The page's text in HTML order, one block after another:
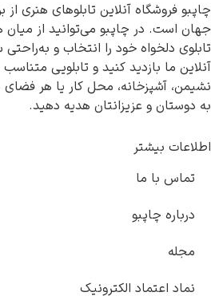
چاپبو فروشگاه آنلاین تابلوهای هنری از
جهان است. در چاپبو می‌توانید از میان
تابلوی دلخواه خود را انتخاب و
آنلاین ما بازدید کنید و تابلویی
نشیمن، آشپزخانه، محل کار یا هر فضای
به دوستان و عزیزانتان هدیه دهید.
اطلاعات بیشتر
تماس با ما
درباره چاپبو
مجله
نماد اعتماد الکترونیک